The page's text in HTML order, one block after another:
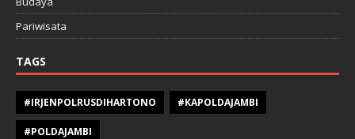
Pariwisata
TAGS
#IRJENPOLRUSDIHARTONO #KAPOLDAJAMBI
#POLDAJAMBI